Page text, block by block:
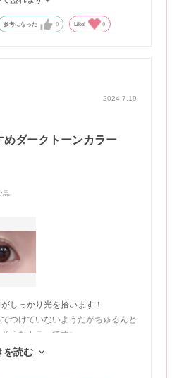
参考になった 0 Like! 0
2024.7.19
ダークトーンカラー
:黒
しっかり光を拾います！
つけていないようだがちゅるんと
うなカラーです♪
を読む